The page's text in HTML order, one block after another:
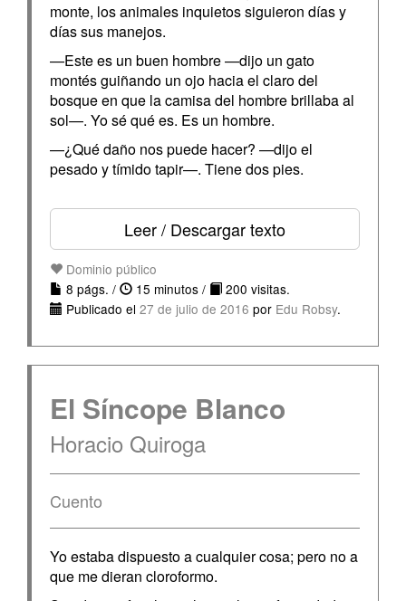
monte, los animales inquietos siguieron días y
días sus manejos.
—Este es un buen hombre —dijo un gato
montés guiñando un ojo hacia el claro del
bosque en que la camisa del hombre brillaba al
sol—. Yo sé qué es. Es un hombre.
—¿Qué daño nos puede hacer? —dijo el
pesado y tímido tapir—. Tiene dos pies.
Leer / Descargar texto
Dominio público
8 págs. /
15 minutos /
200 visitas.
Publicado el 27 de julio de 2016 por Edu Robsy.
El Síncope Blanco
Horacio Quiroga
Cuento
Yo estaba dispuesto a cualquier cosa; pero no a
que me dieran cloroformo.